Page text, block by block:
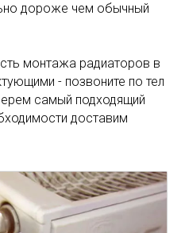
дороже чем обычный
монтажа радиаторов в
- позвоните по тел
самый подходящий
доставим